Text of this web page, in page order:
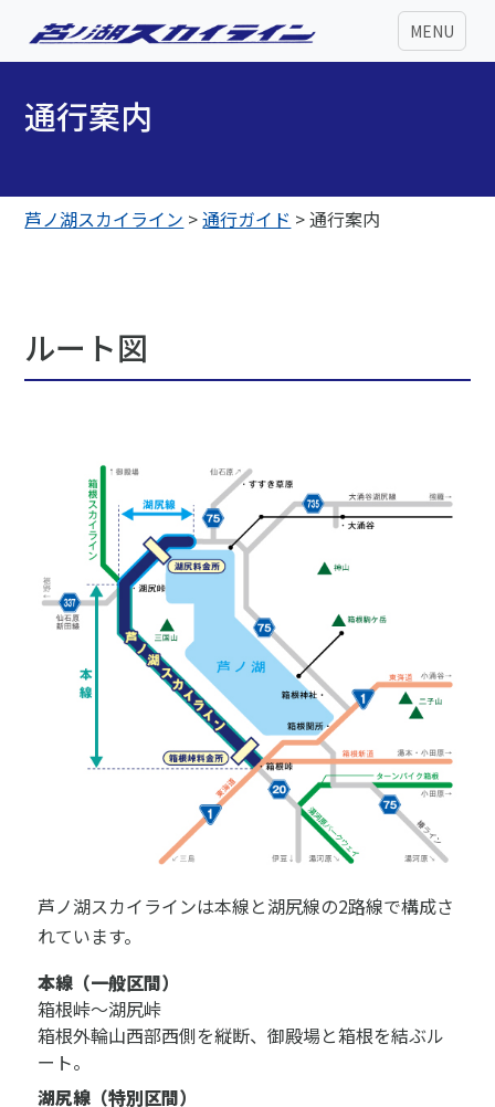
MENU
通行案内
芦ノ湖スカイライン >通行ガイド >通行案内
ルート図
芦ノ湖スカイラインは本線と湖尻線の2路線で構成さ
れています。
本線（一般区間）
箱根峠～湖尻峠
箱根外輪山西部西側を縦断、御殿場と箱根を結ぶル
ート。
湖尻線（特別区間）